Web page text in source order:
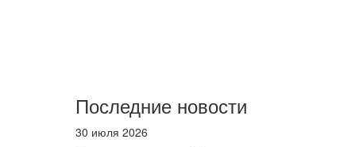
Последние новости
30 июля 2026